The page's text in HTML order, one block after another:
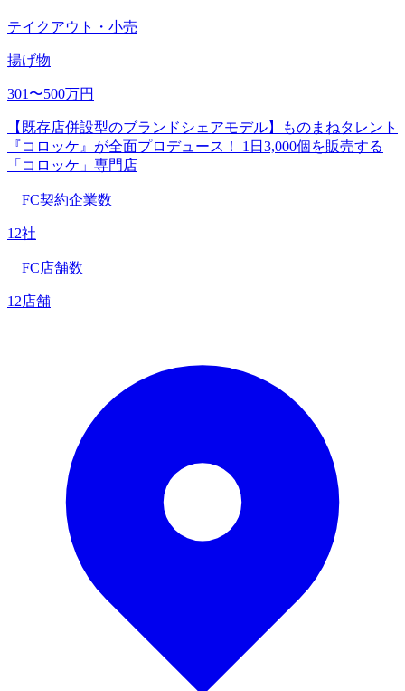
テイクアウト・小売
揚げ物
301〜500万円
【既存店併設型のブランドシェアモデル】ものまねタレント
『コロッケ』が全面プロデュース！ 1日3,000個を販売する
「コロッケ」専門店
FC契約企業数
12社
FC店舗数
12店舗